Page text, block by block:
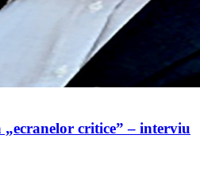
critice” – interviu